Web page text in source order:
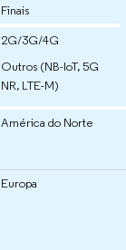
Finais
2G/3G/4G
Outros (NB-IoT, 5G
NR, LTE-M)
América do Norte
Europa